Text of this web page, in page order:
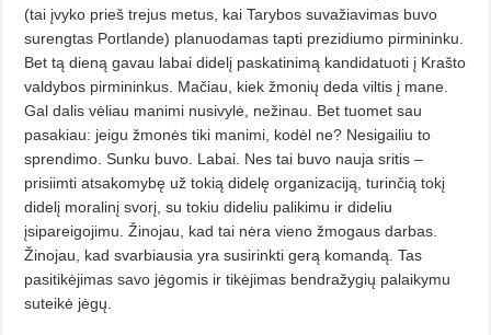
(tai įvyko prieš trejus metus, kai Tarybos suvažiavimas buvo
surengtas Portlande) planuodamas tapti prezidiumo pirmininku.
Bet tą dieną gavau labai didelį paskatinimą kandidatuoti į Krašto
valdybos pirmininkus. Mačiau, kiek žmonių deda viltis į mane.
Gal dalis vėliau manimi nusivylė, nežinau. Bet tuomet sau
pasakiau: jeigu žmonės tiki manimi, kodėl ne? Nesigailiu to
sprendimo. Sunku buvo. Labai. Nes tai buvo nauja sritis –
prisiimti atsakomybę už tokią didelę organizaciją, turinčią tokį
didelį moralinį svorį, su tokiu dideliu palikimu ir dideliu
įsipareigojimu. Žinojau, kad tai nėra vieno žmogaus darbas.
Žinojau, kad svarbiausia yra susirinkti gerą komandą. Tas
pasitikėjimas savo jėgomis ir tikėjimas bendražygių palaikymu
suteikė jėgų.